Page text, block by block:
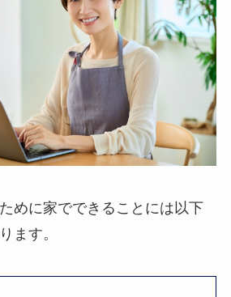
めに家でできることには以下
ます。